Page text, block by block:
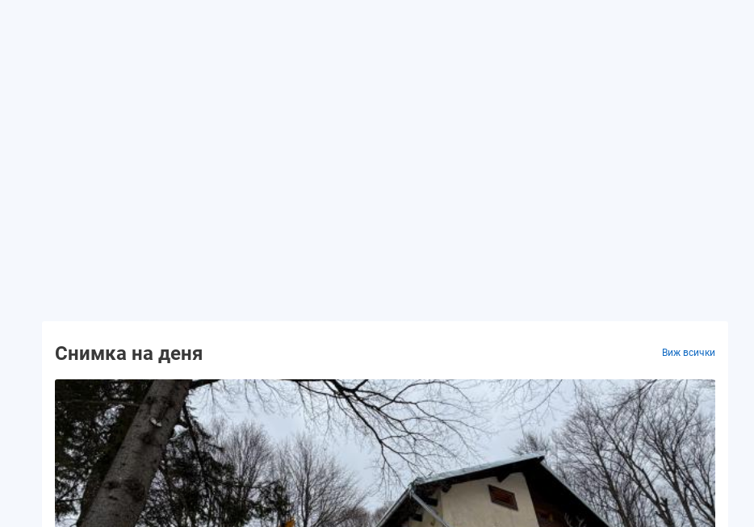
Снимка на деня Виж всички